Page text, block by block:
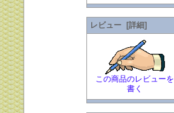
レビュー [詳細]
この商品のレビューを
書く